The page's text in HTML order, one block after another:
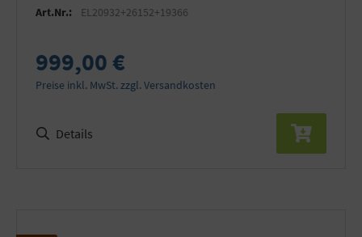
Art.Nr.: EL20932+26152+19366
999,00 €
Preise inkl. MwSt. zzgl. Versandkosten
Details